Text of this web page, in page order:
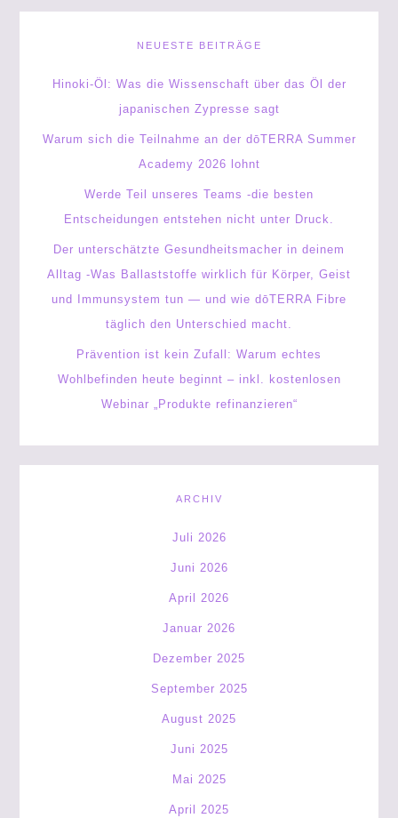
NEUESTE BEITRÄGE
Hinoki-Öl: Was die Wissenschaft über das Öl der
japanischen Zypresse sagt
Warum sich die Teilnahme an der dōTERRA Summer
Academy 2026 lohnt
Werde Teil unseres Teams -die besten
Entscheidungen entstehen nicht unter Druck.
Der unterschätzte Gesundheitsmacher in deinem
Alltag -Was Ballaststoffe wirklich für Körper, Geist
und Immunsystem tun — und wie dōTERRA Fibre
täglich den Unterschied macht.
Prävention ist kein Zufall: Warum echtes
Wohlbefinden heute beginnt – inkl. kostenlosen
Webinar „Produkte refinanzieren“
ARCHIV
Juli 2026
Juni 2026
April 2026
Januar 2026
Dezember 2025
September 2025
August 2025
Juni 2025
Mai 2025
April 2025